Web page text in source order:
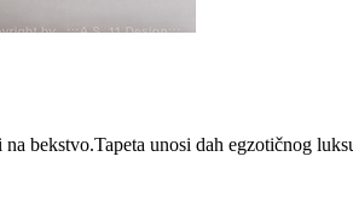
bekstvo.Tapeta unosi dah egzotičnog